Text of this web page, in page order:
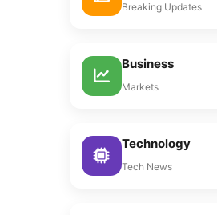
Breaking Updates
Business
Markets
Technology
Tech News